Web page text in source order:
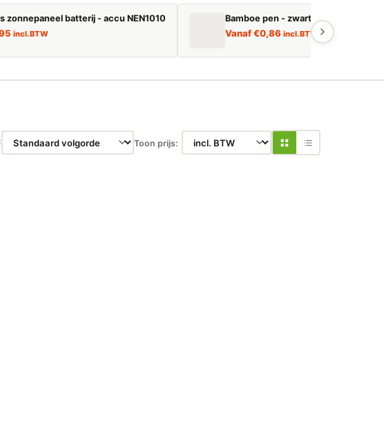
zonnepaneel batterij - accu NEN1010
incl. BTW
Bamboe pen - zwart schrijvend
Vanaf€0,86 incl. BTW
Toon prijs: